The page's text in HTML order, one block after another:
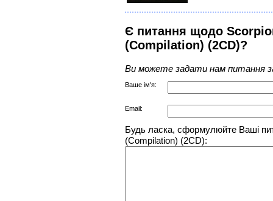
Є питання щодо
(Compilation) (2CD)?
Ви можете задати нам питання
Ваше ім'я:
Email:
Будь ласка, сформулюйте Ваші
(Compilation) (2CD):